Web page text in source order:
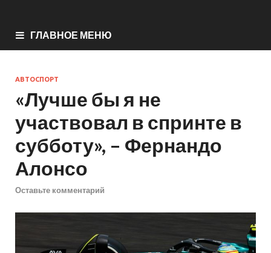
ГЛАВНОЕ МЕНЮ
АВТОСПОРТ
«Лучше бы я не
участвовал в спринте в
субботу», – Фернандо
Алонсо
Оставьте комментарий